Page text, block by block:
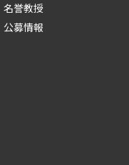
名誉教授
公募情報